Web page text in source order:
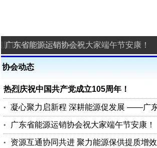
四次理事会圆满召开
广东省能源运销协会祝大家端午节安康！
协会动态
热烈庆祝中国共产党成立105周年！
广东省能源运销协会祝大家端午节安康！
资源互通协同共进 聚力能源保供提质增效